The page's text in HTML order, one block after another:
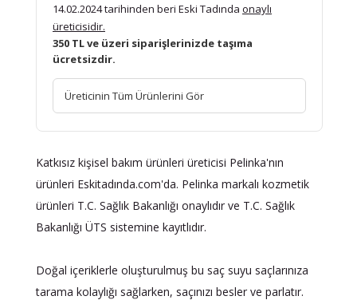
14.02.2024 tarihinden beri Eski Tadında onaylı
üreticisidir.
350 TL ve üzeri siparişlerinizde taşıma
ücretsizdir.
Üreticinin Tüm Ürünlerini Gör
Katkısız kişisel bakım ürünleri üreticisi Pelinka'nın
ürünleri Eskitadında.com'da. Pelinka markalı kozmetik
ürünleri T.C. Sağlık Bakanlığı onaylıdır ve T.C. Sağlık
Bakanlığı ÜTS sistemine kayıtlıdır.
Doğal içeriklerle oluşturulmuş bu saç suyu saçlarınıza
tarama kolaylığı sağlarken, saçınızı besler ve parlatır.